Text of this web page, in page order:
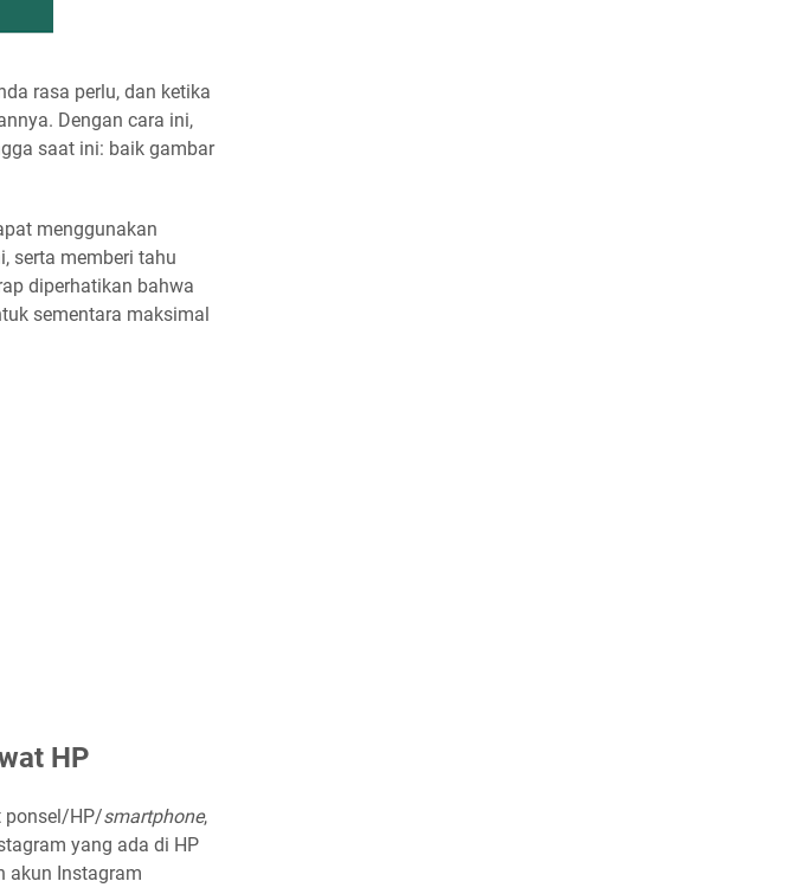
rasa perlu, dan ketika
Dengan cara ini,
saat ini: baik gambar
menggunakan
serta memberi tahu
diperhatikan bahwa
sementara maksimal
HP
ponsel/HP/smartphone,
yang ada di HP
Instagram